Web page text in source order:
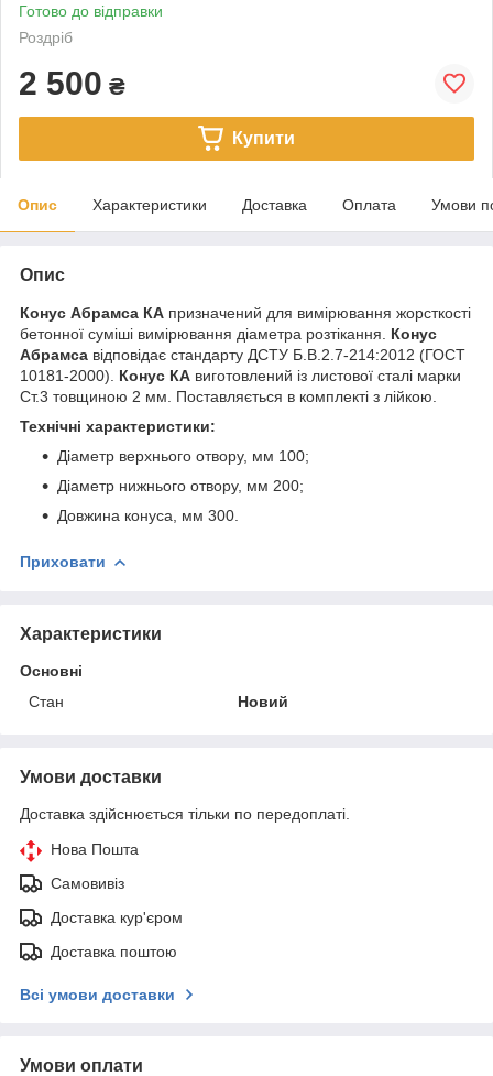
Готово до відправки
Роздріб
2 500 ₴
Купити
Опис Характеристики Доставка Оплата Умови
Опис
Конус Абрамса КА призначений для вимірювання жорсткості
бетонної суміші вимірювання діаметра розтікання. Конус
Абрамса відповідає стандарту ДСТУ Б.В.2.7-214:2012 (ГОСТ
10181-2000). Конус КА виготовлений із листової сталі марки
Ст.3 товщиною 2 мм. Поставляється в комплекті з лійкою.
Технічні характеристики:
Діаметр верхнього отвору, мм 100;
Діаметр нижнього отвору, мм 200;
Довжина конуса, мм 300.
Приховати
Характеристики
Основні
Стан
Новий
Умови доставки
Доставка здійснюється тільки по передоплаті.
Нова Пошта
Самовивіз
Доставка кур'єром
Доставка поштою
Всі умови доставки
Умови оплати